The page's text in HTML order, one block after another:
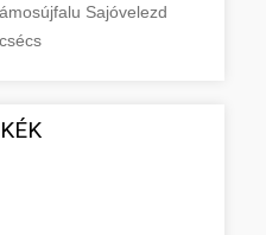
Sajóvelezd